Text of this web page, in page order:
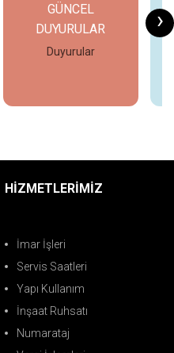
›
GÜNCEL
DUYURULAR
Duyurular
HİZMETLERİMİZ
İmar İşleri
Servis Saatleri
Yapı Kullanım
İnşaat Ruhsatı
Numarataj